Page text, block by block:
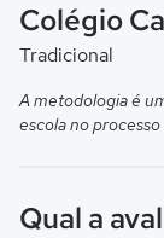
Colégio
Tradicional
A metodologia é
escola no
Qual a